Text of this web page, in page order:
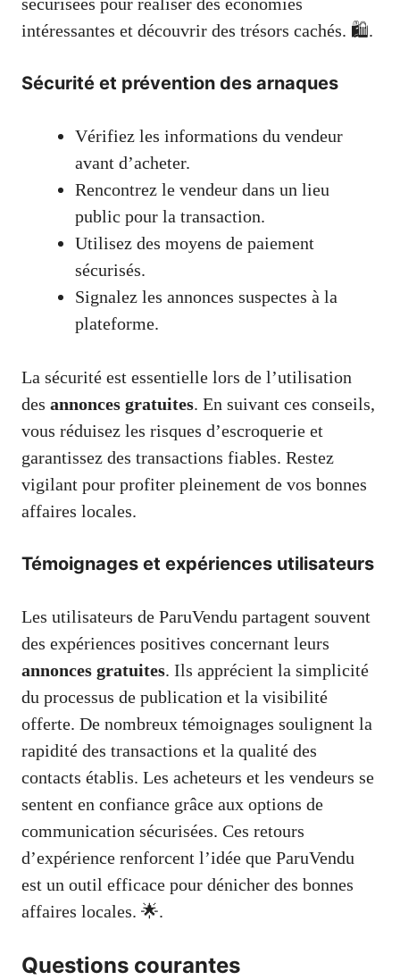
intéressantes et découvrir des trésors cachés. 🛍️.
Sécurité et prévention des arnaques
Vérifiez les informations du vendeur
avant d’acheter.
Rencontrez le vendeur dans un lieu
public pour la transaction.
Utilisez des moyens de paiement
sécurisés.
Signalez les annonces suspectes à la
plateforme.
La sécurité est essentielle lors de l’utilisation
des annonces gratuites. En suivant ces conseils,
vous réduisez les risques d’escroquerie et
garantissez des transactions fiables. Restez
vigilant pour profiter pleinement de vos bonnes
affaires locales.
Témoignages et expériences utilisateurs
Les utilisateurs de ParuVendu partagent souvent
des expériences positives concernant leurs
annonces gratuites. Ils apprécient la simplicité
du processus de publication et la visibilité
offerte. De nombreux témoignages soulignent la
rapidité des transactions et la qualité des
contacts établis. Les acheteurs et les vendeurs se
sentent en confiance grâce aux options de
communication sécurisées. Ces retours
d’expérience renforcent l’idée que ParuVendu
est un outil efficace pour dénicher des bonnes
affaires locales. 🌟.
Questions courantes